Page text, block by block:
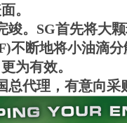
。
竣。SG首先将大
断地将小油滴
为有效。
代理，有意向采